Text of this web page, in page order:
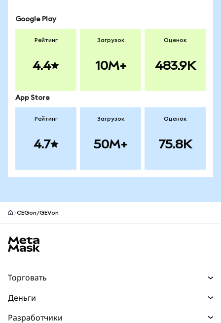
Google Play
Рейтинг
4.4
Загрузок
10M+
Оценок
483.9K
App Store
Рейтинг
4.7
Загрузок
50M+
Оценок
75.8K
CEGon/GEVon
Торговать
Деньги
Разработчики